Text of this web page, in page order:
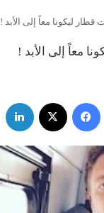
ليكونا معاً إلى الأبد !
معاً إلى الأبد !
فيسبوك